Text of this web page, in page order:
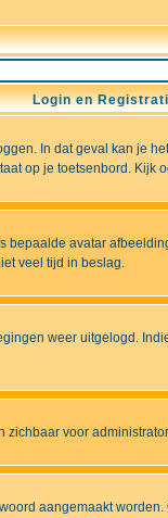
Login en
In dat geval kan je
op je toetsenbord.
avatar
veel tijd in beslag.
weer uitgelogd.
zichbaar voor
aangemaakt